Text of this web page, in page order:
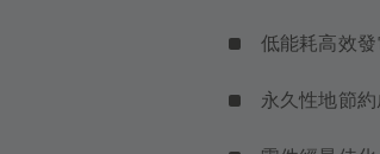
低能耗高效發
永久性地節